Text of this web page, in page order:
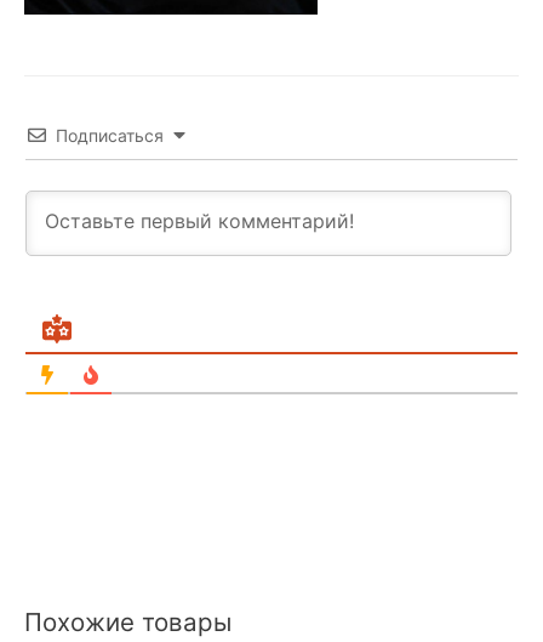
Подписаться
Похожие товары